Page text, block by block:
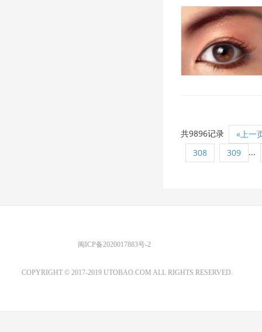
共9896记录
«上一
308
309 ...
闽ICP备2020017883号-2
COPYRIGHT © 2017-2019 UTOBAO.COM ALL RIGHTS RESERVED.